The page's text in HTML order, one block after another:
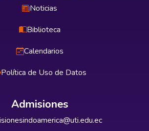
Noticias
Biblioteca
Calendarios
Política de Uso de Datos
Admisiones